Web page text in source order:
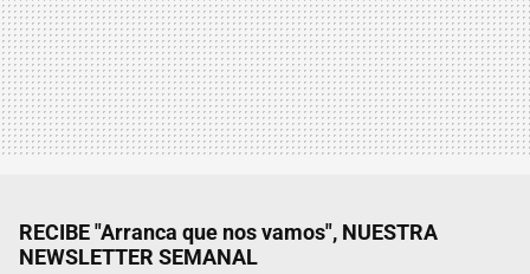
RECIBE "Arranca que nos vamos", NUESTRA
NEWSLETTER SEMANAL